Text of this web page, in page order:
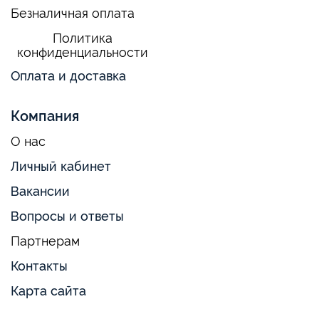
Безналичная оплата
Политика
конфиденциальности
Оплата и доставка
Компания
О нас
Личный кабинет
Вакансии
Вопросы и ответы
Партнерам
Контакты
Карта сайта